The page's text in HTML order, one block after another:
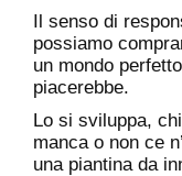
Il senso di
possiamo
un mondo
piacerebbe.
Lo si sviluppa,
manca o non ce
una piantina da